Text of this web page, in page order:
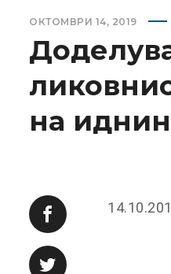
ОКТОМВРИ 14, 2019
на